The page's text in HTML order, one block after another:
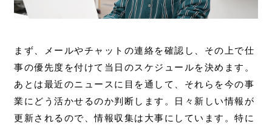
まず、メールやチャットの連絡を確認し、その上で仕
事の優先度を付けて当日のスケジュールを決めます。
あとは最近のニュースに目を通して、それらを今の事
業にどう活かせるのか判断します。
日々新しい情報が
更新されるので、情報収集は大事にしています。 特に